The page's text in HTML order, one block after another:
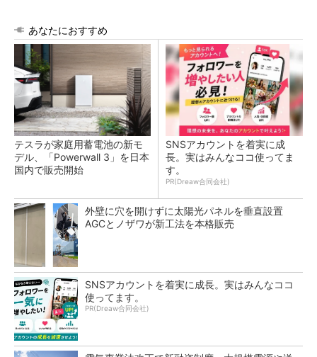
あなたにおすすめ
テスラが家庭用蓄電池の新モ
デル、「Powerwall 3」を日本
国内で販売開始
SNSアカウントを着実に成
長。実はみんなココ使ってま
す。
PR(Dreaw合同会社)
外壁に穴を開けずに太陽光パネルを垂直設置
AGCとノザワが新工法を本格販売
SNSアカウントを着実に成長。実はみんなココ
使ってます。
PR(Dreaw合同会社)